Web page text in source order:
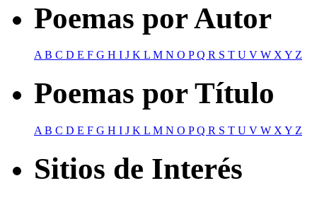
Poemas por Autor
AB C D E F G H I J K L M N O PQ R S T U V W XY Z
Poemas por Título
A B C D E F G H I J K L M N O PQ R S T U V W X Y Z
Sitios de Interés